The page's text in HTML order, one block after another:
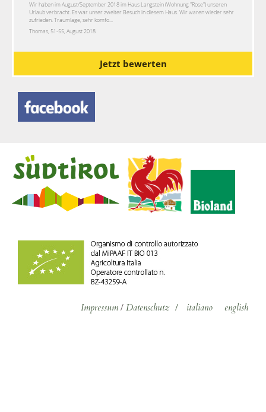
Wir haben im August/September 2018 im Haus Langstein (Wohnung "Rose") unseren
Urlaub verbracht. Es war unser zweiter Besuch in diesem Haus. Wir waren wieder sehr
zufrieden. Traumlage, sehr komfo...
Thomas, 51-55, August 2018
Jetzt bewerten
Impressum / Datenschutz / italiano english